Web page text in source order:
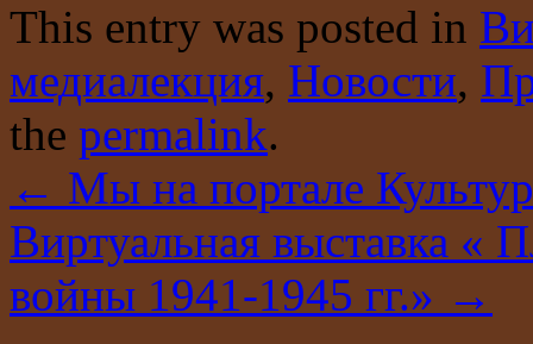
This entry was posted in
медиалекция, Новости,
the permalink.
← Мы на портале
Виртуальная выставка «
войны 1941-1945 гг.» →